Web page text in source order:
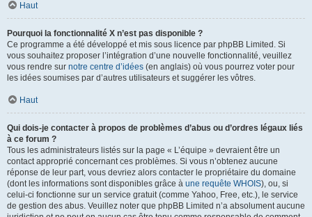
Haut
Pourquoi la fonctionnalité X n’est pas disponible ?
Ce programme a été développé et mis sous licence par phpBB Limited. Si
vous souhaitez proposer l’intégration d’une nouvelle fonctionnalité, veuillez
vous rendre sur notre centre d’idées (en anglais) où vous pourrez voter pour
les idées soumises par d’autres utilisateurs et suggérer les vôtres.
Haut
Qui dois-je contacter à propos de problèmes d’abus ou d’ordres légaux liés
à ce forum ?
Tous les administrateurs listés sur la page « L’équipe » devraient être un
contact approprié concernant ces problèmes. Si vous n’obtenez aucune
réponse de leur part, vous devriez alors contacter le propriétaire du domaine
(dont les informations sont disponibles grâce à une requête WHOIS), ou, si
celui-ci fonctionne sur un service gratuit (comme Yahoo, Free, etc.), le service
de gestion des abus. Veuillez noter que phpBB Limited n’a absolument aucune